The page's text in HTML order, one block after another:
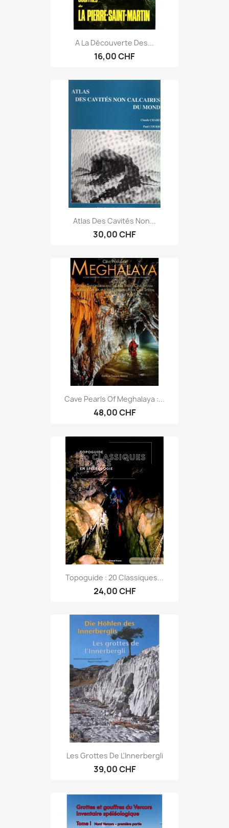
A La Découverte Des...
16,00 CHF
Atlas Des Cavités Non...
30,00 CHF
Cave Pearls Of Meghalaya :...
48,00 CHF
Topoguide : 20 Classiques...
24,00 CHF
Les Grottes De L'Innerbergli
39,00 CHF